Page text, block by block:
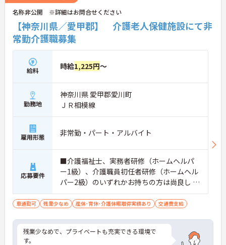
名称非公開 ※詳細はお問合せください
【神奈川県／愛甲郡】 介護老人保健施設にて非
常勤介護職募集
給料 時給1,225円～
勤務地
神奈川県 愛甲郡愛川町
ＪＲ相模線
雇用形態 非常勤・パート・アルバイト
応募要件
■介護福祉士、実務者研修（ホームヘルパ
ー1級）、介護職員初任者研修（ホームヘル
パー2級）のいずれかお持ちの方は尚良し ※
施設、病院経験のある方は尚良し
車通勤可 残業少なめ 産休･育休･介護休暇取得実績あり 交通費支給
残業少なめで、プライベートも充実できる環境で
す。